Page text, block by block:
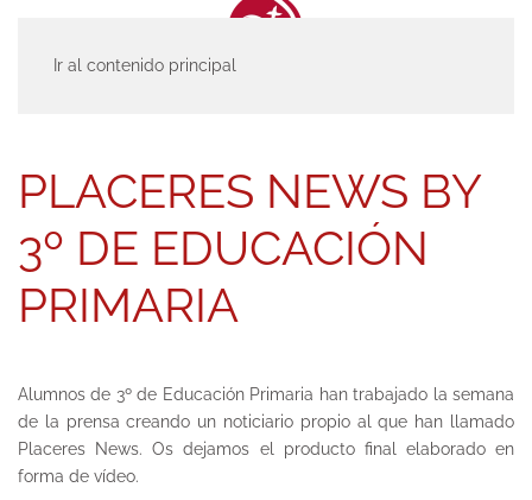
Ir al contenido principal
PLACERES NEWS BY
3º DE EDUCACIÓN
PRIMARIA
Alumnos de 3º de Educación Primaria han trabajado la semana
de la prensa creando un noticiario propio al que han llamado
Placeres News. Os dejamos el producto final elaborado en
forma de vídeo.